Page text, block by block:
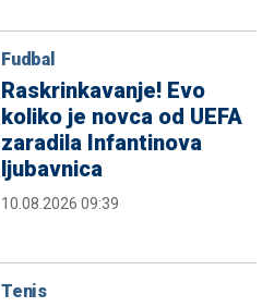
Fudbal
Raskrinkavanje! Evo
koliko je novca od UEFA
zaradila Infantinova
ljubavnica
10.08.2026 09:39
Tenis